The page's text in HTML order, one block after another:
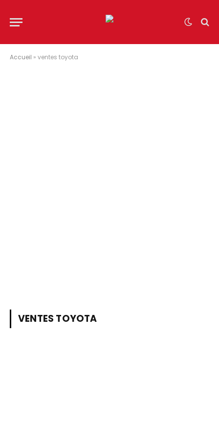
Accueil » ventes toyota
VENTES TOYOTA